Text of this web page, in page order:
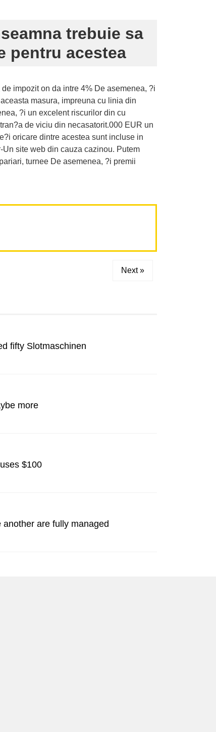
trebuie sa
pentru acestea
impozit on da intre 4% De asemenea, ?i
masura, impreuna cu linia din
?i un excelent riscurilor din cu
de viciu din necasatorit.000 EUR un
oricare dintre acestea sunt incluse in
site web din cauza cazinou. Putem
turnee De asemenea, ?i premii
Next »
fifty Slotmaschinen
more
$100
are fully managed